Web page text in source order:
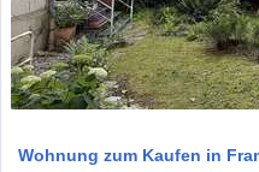
Wohnung zum Kaufen in